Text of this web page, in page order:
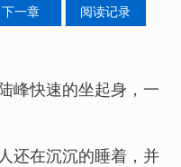
下一章 阅读记录
峰快速的坐起身，一
还在沉沉的睡着，并